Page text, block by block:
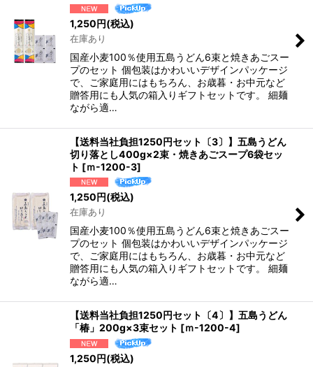
1,250円(税込)
在庫あり
国産小麦100％使用五島うどん6束と焼きあごスー
プのセット 個包装はかわいいデザインパッケージ
で、ご家庭用にはもちろん、お歳暮・お中元など
贈答用にも人気の箱入りギフトセットです。 細麺
ながら適…
【送料当社負担1250円セット〔3〕】五島うどん
切り落とし400g×2束・焼きあごスープ6袋セッ
ト [ｍ-1200-3]
1,250円(税込)
在庫あり
国産小麦100％使用五島うどん6束と焼きあごスー
プのセット 個包装はかわいいデザインパッケージ
で、ご家庭用にはもちろん、お歳暮・お中元など
贈答用にも人気の箱入りギフトセットです。 細麺
ながら適…
【送料当社負担1250円セット〔4〕】五島うどん
「椿」200g×3束セット [ｍ-1200-4]
1,250円(税込)